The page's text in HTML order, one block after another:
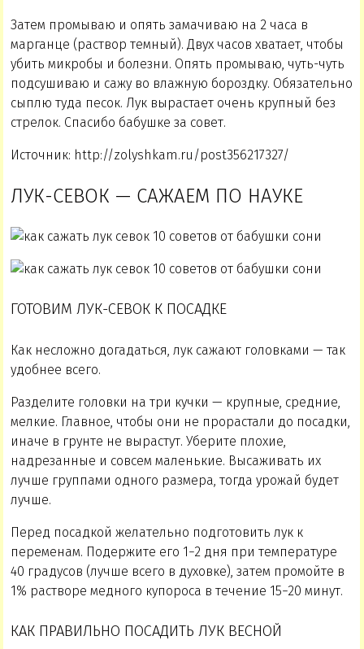
Затем промываю и опять замачиваю на 2 часа в
марганце (раствор темный). Двух часов хватает, чтобы
убить микробы и болезни. Опять промываю, чуть-чуть
подсушиваю и сажу во влажную бороздку. Обязательно
сыплю туда песок. Лук вырастает очень крупный без
стрелок. Спасибо бабушке за совет.
Источник: http://zolyshkam.ru/post356217327/
ЛУК-СЕВОК — САЖАЕМ ПО НАУКЕ
ГОТОВИМ ЛУК-СЕВОК К ПОСАДКЕ
Как несложно догадаться, лук сажают головками — так
удобнее всего.
Разделите головки на три кучки — крупные, средние,
мелкие. Главное, чтобы они не прорастали до посадки,
иначе в грунте не вырастут. Уберите плохие,
надрезанные и совсем маленькие. Высаживать их
лучше группами одного размера, тогда урожай будет
лучше.
Перед посадкой желательно подготовить лук к
переменам. Подержите его 1−2 дня при температуре
40 градусов (лучше всего в духовке), затем промойте в
1% растворе медного купороса в течение 15−20 минут.
КАК ПРАВИЛЬНО ПОСАДИТЬ ЛУК ВЕСНОЙ